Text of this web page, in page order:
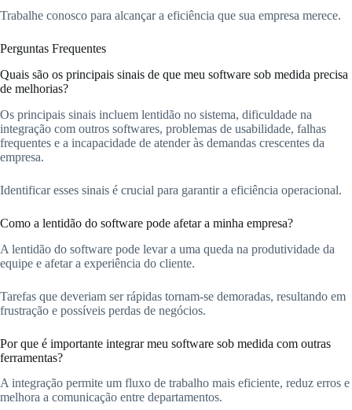
Trabalhe conosco para alcançar a eficiência que sua empresa merece.
Perguntas Frequentes
Quais são os principais sinais de que meu software sob medida precisa
de melhorias?
Os principais sinais incluem lentidão no sistema, dificuldade na
integração com outros softwares, problemas de usabilidade, falhas
frequentes e a incapacidade de atender às demandas crescentes da
empresa.
Identificar esses sinais é crucial para garantir a eficiência operacional.
Como a lentidão do software pode afetar a minha empresa?
A lentidão do software pode levar a uma queda na produtividade da
equipe e afetar a experiência do cliente.
Tarefas que deveriam ser rápidas tornam-se demoradas, resultando em
frustração e possíveis perdas de negócios.
Por que é importante integrar meu software sob medida com outras
ferramentas?
A integração permite um fluxo de trabalho mais eficiente, reduz erros e
melhora a comunicação entre departamentos.